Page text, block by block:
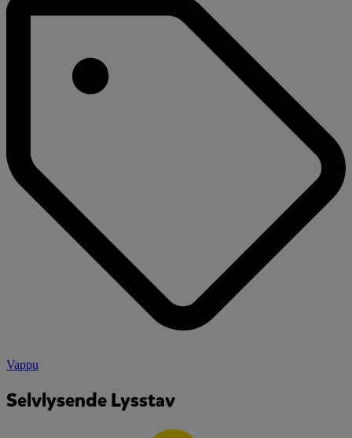
Vappu
Selvlysende Lysstav